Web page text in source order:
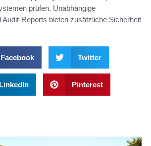
prüfen. Unabhängige
Audit‑Reports bieten zusätzliche Sicherheit
Facebook Twitter
LinkedIn Pinterest